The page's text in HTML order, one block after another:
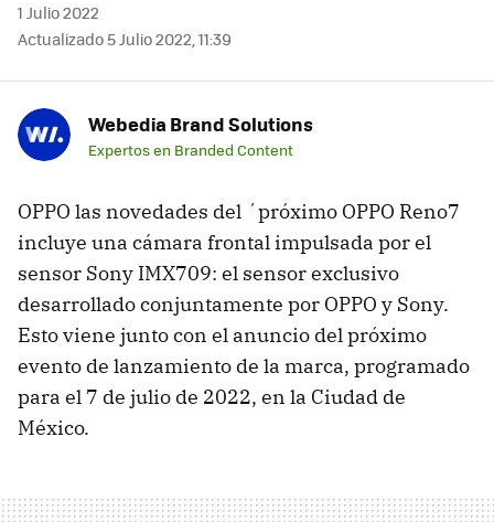
1 Julio 2022
Actualizado 5 Julio 2022, 11:39
Webedia Brand Solutions
Expertos en Branded Content
OPPO las novedades del ´próximo OPPO Reno7
incluye una cámara frontal impulsada por el
sensor Sony IMX709: el sensor exclusivo
desarrollado conjuntamente por OPPO y Sony.
Esto viene junto con el anuncio del próximo
evento de lanzamiento de la marca, programado
para el 7 de julio de 2022, en la Ciudad de
México.